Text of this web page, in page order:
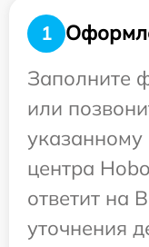
1
Заполните
или
указанному
центра
ответит на
уточнения